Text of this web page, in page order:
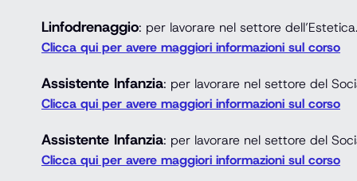
Linfodrenaggio: per lavorare nel settore
Clicca qui per avere maggiori informazioni sul corso
Assistente Infanzia: per lavorare nel settore del
Clicca qui per avere maggiori informazioni sul corso
Assistente Infanzia: per lavorare nel settore del
Clicca qui per avere maggiori informazioni sul corso